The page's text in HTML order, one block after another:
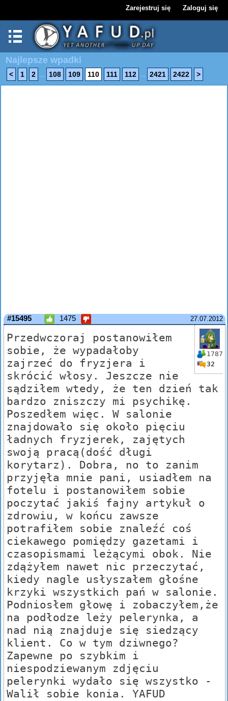
Zarejestruj się Zaloguj się
Najlepsze wpadki
< 1 2 ... 108 109 110 111 112 ... 2421 2422 >
27.07.2012
#15495 1475
1787
32
Przedwczoraj postanowiłem
sobie, że wypadałoby
zajrzeć do fryzjera i
skrócić włosy. Jeszcze nie
sądziłem wtedy, że ten dzień tak
bardzo zniszczy mi psychikę.
Poszedłem więc. W salonie
znajdowało się około pięciu
ładnych fryzjerek, zajętych
swoją pracą(dość długi
korytarz). Dobra, no to zanim
przyjęła mnie pani, usiadłem na
fotelu i postanowiłem sobie
poczytać jakiś fajny artykuł o
zdrowiu, w końcu zawsze
potrafiłem sobie znaleźć coś
ciekawego pomiędzy gazetami i
czasopismami leżącymi obok. Nie
zdążyłem nawet nic przeczytać,
kiedy nagle usłyszałem głośne
krzyki wszystkich pań w salonie.
Podniosłem głowę i zobaczyłem,że
na podłodze leży pelerynka, a
nad nią znajduje się siedzący
klient. Co w tym dziwnego?
Zapewne po szybkim i
niespodziewanym zdjęciu
pelerynki wydało się wszystko -
Walił sobie konia. YAFUD